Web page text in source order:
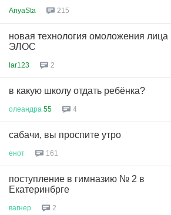
AnyaSta 215
новая технология омоложения лица
ЭЛОС
lar123 2
в какую школу отдать ребёнка?
олеандра 55 4
сабачи, вы проспите утро
енот 161
поступление в гимназию № 2 в
Екатеринбрге
вагнер 2